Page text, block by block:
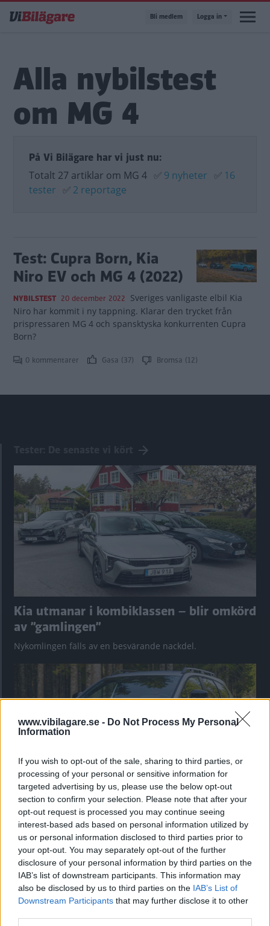
www.vibilagare.se - Do Not Process My Personal
Information
If you wish to opt-out of the sale, sharing to third parties, or
processing of your personal or sensitive information for
targeted advertising by us, please use the below opt-out
section to confirm your selection. Please note that after your
opt-out request is processed you may continue seeing
interest-based ads based on personal information utilized by
us or personal information disclosed to third parties prior to
your opt-out. You may separately opt-out of the further
disclosure of your personal information by third parties on the
IAB’s list of downstream participants. This information may
also be disclosed by us to third parties on the IAB’s List of
Downstream Participants that may further disclose it to other
till
Bli medlem Logga in
Alla nybilstest
om MG 4
På Vi Bilägare har vi just nu:
Totalt 27 artiklar om MG 4 ✅ 9 nyheter ✅ 16
tester ✅ 2 reportage
Test: Cupra Born, Kia
Niro EV och MG 4 (2022)
NYBILSTEST 20 december 2022 Sveriges vanligaste elbil Kia
Niro har kommit i ny tappning. Klarar den trycket från
prispressaren MG 4 och spansktyska konkurrenten Cupra
Born?
0 kommentarer Gasa (37) Bromsa (12)
Kia utmanar i kombiklassen – blir omkörd
av ”gamlingen”
Nykomlingen fälls av en besvärande nackdel.
”God chans att bli ny favorit”
Utbudet av terrängdugliga kombibilar har krympt men fylls
nu på av eldrivna Toyota bZ4X Touring. Vi provkör.